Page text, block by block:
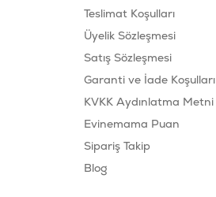
Teslimat Koşulları
Üyelik Sözleşmesi
Satış Sözleşmesi
Garanti ve İade Koşulları
KVKK Aydınlatma Metni
Evinemama Puan
Sipariş Takip
Blog